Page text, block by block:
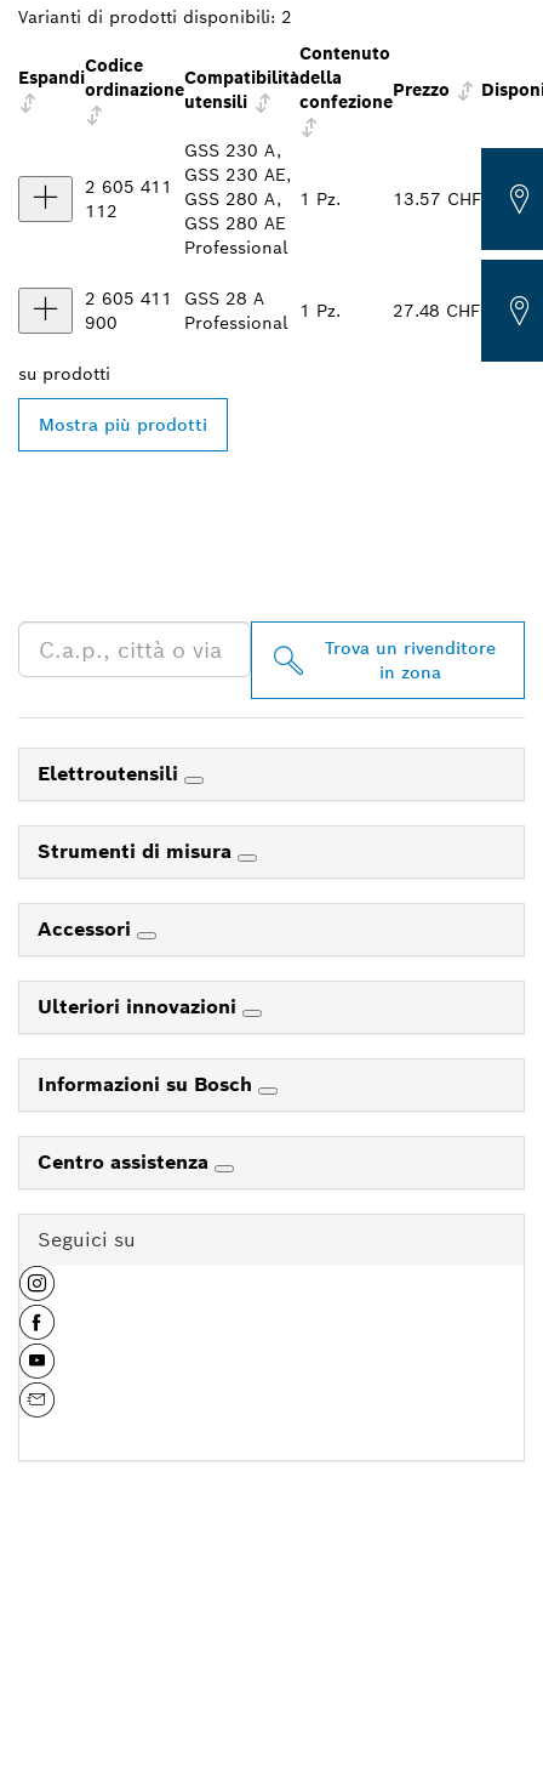
Varianti di prodotti disponibili: 2
Espandi
Codice
ordinazione
Compatibilità
utensili
Contenuto
della
confezione
Prezzo
2 605 411
112
GSS 230 A,
GSS 230 AE,
GSS 280 A,
GSS 280 AE
Professional
1 Pz. 13.57 CHF
2 605 411
900
GSS 28 A
Professional
1 Pz. 27.48 CHF
su prodotti
Mostra più prodotti
Trova un rivenditore
in zona
Elettroutensili
Strumenti di misura
Accessori
Ulteriori innovazioni
Informazioni su Bosch
Centro assistenza
Seguici su